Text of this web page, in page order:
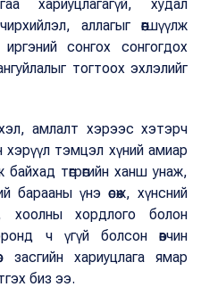
хариуцлагагүй, худал
аллагыг өөгшүүлж
сонгох сонгогдох
тогтоох эхлэлийг
амлалт хэрээс хэтэрч
хэрүүл тэмцэл хүний амиар
төгрөгийн ханш унаж,
барааны үнэ өсөж, хүнсний
хоолны хордлого болон
ч үгүй болсон өвчин
засгийн хариуцлага ямар
биз ээ.